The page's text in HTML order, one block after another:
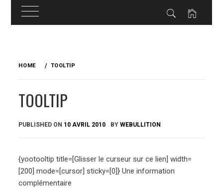
HOME TOOLTIP
TOOLTIP
PUBLISHED ON 10 AVRIL 2010 BYWEBULLITION
{yootooltip title=[Glisser le curseur sur ce lien] width=
[200] mode=[cursor] sticky=[0]} Une information
complémentaire